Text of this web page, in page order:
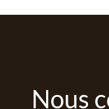
Nous